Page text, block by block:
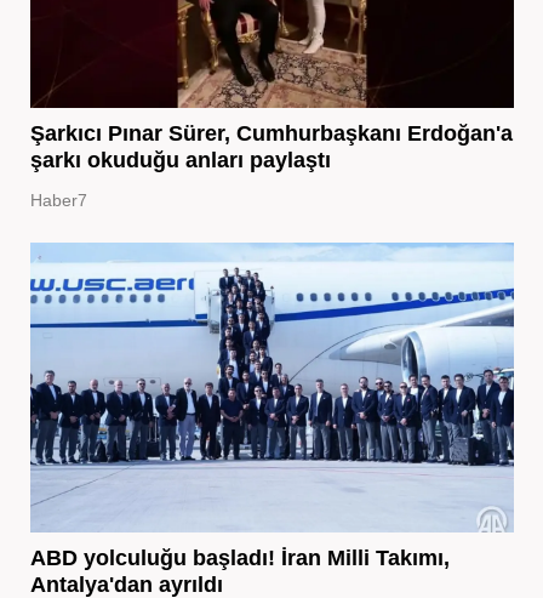
Şarkıcı Pınar Sürer, Cumhurbaşkanı Erdoğan'a
şarkı okuduğu anları paylaştı
Haber7
ABD yolculuğu başladı! İran Milli Takımı,
Antalya'dan ayrıldı